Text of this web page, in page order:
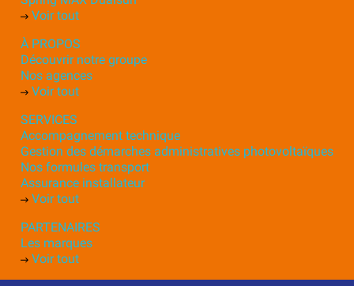
Voir tout
À PROPOS
Découvrir notre groupe
Nos agences
Voir tout
SERVICES
Accompagnement technique
Gestion des démarches administratives photovoltaïques
Nos formules transport
Assurance installateur
Voir tout
PARTENAIRES
Les marques
Voir tout